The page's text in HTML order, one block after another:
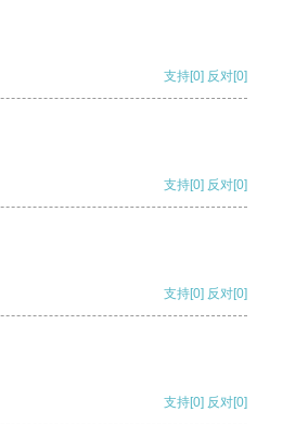
支持[0] 反对[0]
支持[0] 反对[0]
支持[0] 反对[0]
支持[0] 反对[0]